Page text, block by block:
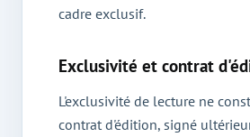
cadre exclusif.
Exclusivité et contrat
L'exclusivité de lecture ne
contrat d'édition, signé